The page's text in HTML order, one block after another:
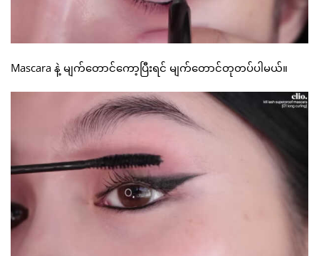
Mascara နဲ့ မျက်တောင်ကော့ပြီးရင် မျက်တောင်တုတပ်ပါမယ်။